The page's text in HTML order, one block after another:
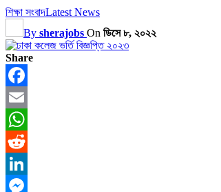
শিক্ষা সংবাদLatest News
By sherajobs On ডিসে ৮, ২০২২
Share
Facebook
Email
WhatsApp
Reddit
LinkedIn